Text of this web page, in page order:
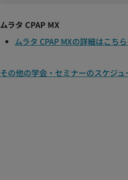
ムラタ CPAP MX
ムラタ CPAP MXの詳細はこち
その他の学会・セミナーのスケジュ